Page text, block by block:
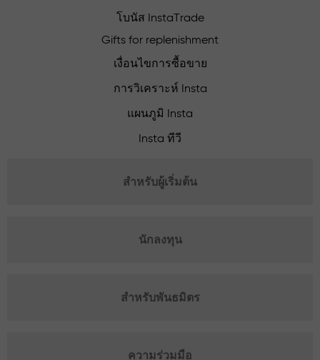
โบนัส InstaTrade
Gifts for replenishment
เงื่อนไขการซื้อขาย
การวิเคราะห์ Insta
แผนภูมิ Insta
Insta ทีวี
สำหรับผู้เริ่มต้น
นักลงทุน
สำหรับพันธมิตร
ความร่วมมือ